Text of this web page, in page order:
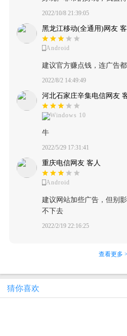
2022/10/8 21:39:05
黑龙江移动(全通用)网友
Android
建议官方赚点钱，连广告
2022/8/2 14:49:49
河北石家庄辛集电信网友
Windows 10
牛
2022/5/29 17:31:41
重庆电信网友 客人
Android
建议网站加些广告，但别
不下去
2022/2/19 22:16:25
查看更多 >
猜你喜欢